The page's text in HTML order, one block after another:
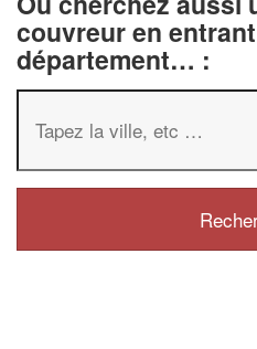
couvreur en
département… :
✕